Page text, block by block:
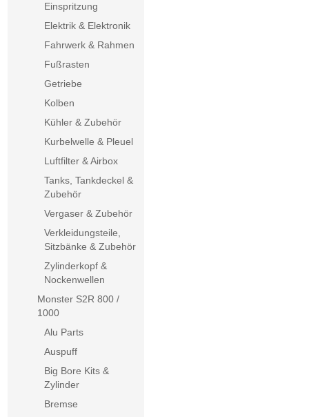
Einspritzung
Elektrik & Elektronik
Fahrwerk & Rahmen
Fußrasten
Getriebe
Kolben
Kühler & Zubehör
Kurbelwelle & Pleuel
Luftfilter & Airbox
Tanks, Tankdeckel &
Zubehör
Vergaser & Zubehör
Verkleidungsteile,
Sitzbänke & Zubehör
Zylinderkopf &
Nockenwellen
Monster S2R 800 /
1000
Alu Parts
Auspuff
Big Bore Kits &
Zylinder
Bremse